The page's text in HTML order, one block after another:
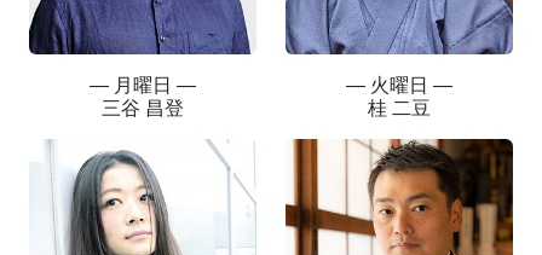
― 月曜日 ―
三谷 昌登
― 火曜日 ―
桂 二豆